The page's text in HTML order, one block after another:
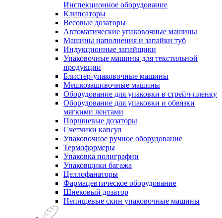
Инспекционное оборудование
Клипсаторы
Весовые дозаторы
Автоматические упаковочные машины
Машины наполнения и запайки туб
Индукционные запайщики
Упаковочные машины для текстильной
продукции
Блистер-упаковочные машины
Мешкозашивочные машины
Оборудование для упаковки в стрейч-пленку
Оборудование для упаковки и обвязки
мягкими лентами
Поршневые дозаторы
Счетчики капсул
Упаковочное ручное оборудование
Термоформеры
Упаковка полиграфии
Упаковщики багажа
Целлофанаторы
Фармацевтическое оборудование
Шнековый дозатор
Непищевые скин упаковочные машины